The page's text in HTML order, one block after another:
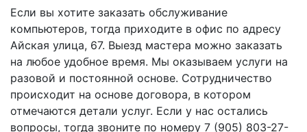
Если вы хотите заказать обслуживание
компьютеров, тогда приходите в офис по адресу
Айская улица, 67. Выезд мастера можно заказать
на любое удобное время. Мы оказываем услуги на
разовой и постоянной основе. Сотрудничество
происходит на основе договора, в котором
отмечаются детали услуг. Если у нас остались
вопросы, тогда звоните по номеру 7 (905) 803-27-